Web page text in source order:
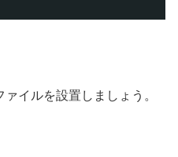
イルを設置しましょう。